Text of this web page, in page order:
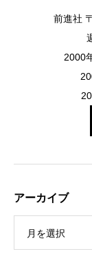
前進社
2000
アーカイブ
月を選択